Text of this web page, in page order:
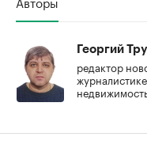
Георгий
редактор